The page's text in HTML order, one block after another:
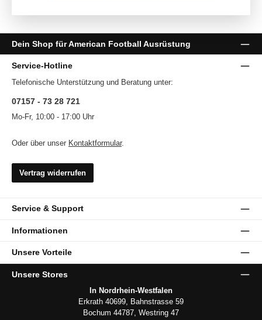
Dein Shop für American Football Ausrüstung
Service-Hotline
Telefonische Unterstützung und Beratung unter:
07157 - 73 28 721
Mo-Fr, 10:00 - 17:00 Uhr
Oder über unser Kontaktformular.
Vertrag widerrufen
Service & Support
Informationen
Unsere Vorteile
Unsere Stores
In Nordrhein-Westfalen
Erkrath 40699, Bahnstrasse 59
Bochum 44787, Westring 47